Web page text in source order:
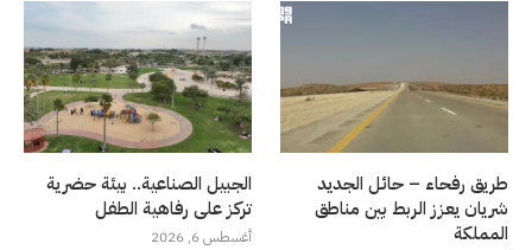
طريق رفحاء – حائل الجديد
شريان يعزز الربط بين مناطق
المملكة
الجبيل الصناعية.. بيئة حضرية
تركز على رفاهية الطفل
أغسطس 6, 2026